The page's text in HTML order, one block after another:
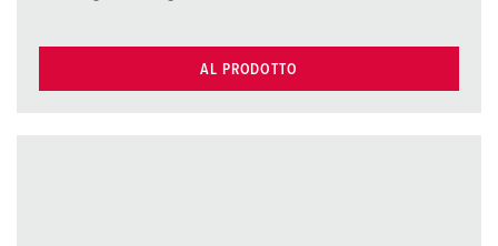
AL PRODOTTO